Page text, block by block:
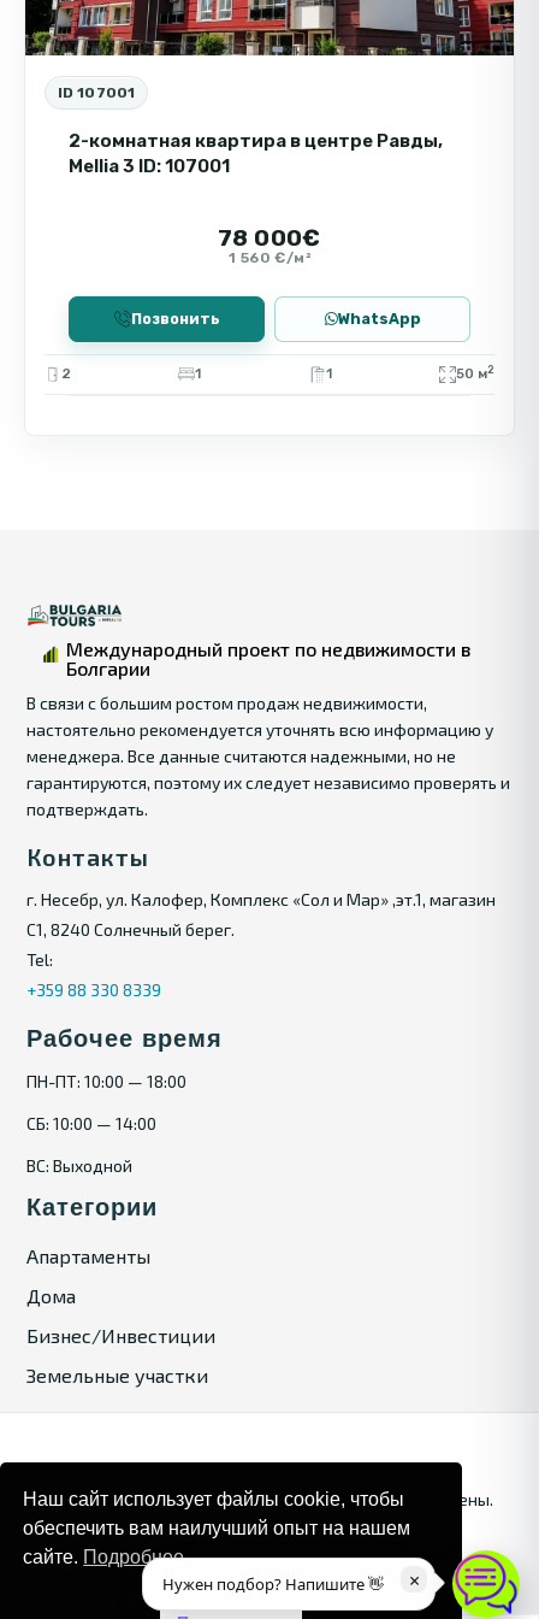
ID 107001
2-комнатная квартира в центре Равды,
Mellia 3 ID: 107001
78 000€
1 560 €/м²
Позвонить WhatsApp
2 1 1 50 м2
Международный проект по недвижимости в
Болгарии
В связи с большим ростом продаж недвижимости,
настоятельно рекомендуется уточнять всю информацию у
менеджера. Все данные считаются надежными, но не
гарантируются, поэтому их следует независимо проверять и
подтверждать.
Контакты
г. Несебр, ул. Калофер, Комплекс «Сол и Мар» ,эт.1, магазин
С1, 8240 Солнечный берег.
Tel:
+359 88 330 8339
Рабочее время
ПН-ПТ: 10:00 — 18:00
СБ: 10:00 — 14:00
ВС: Выходной
Категории
Апартаменты
Дома
Бизнес/Инвестиции
Земельные участки
© 2025. Bulgaria Tours by Inrealr4u. Все права зашищены.
Карта сайта Политика конфиденциальности
×
Нужен подбор? Напишите 👋
Наш сайт использует файлы cookie, чтобы
обеспечить вам наилучший опыт на нашем
сайте. Подробнее